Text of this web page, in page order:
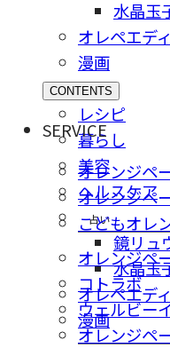
水晶玉
オレペエデ
漫画
CONTENTS
レシピ
暮らし
美容
ヘルスケア
占い
鏡リュ
水晶玉
オレペエデ
漫画
SERVICE
オレンジペ
オレンジペ
こどもオレ
オレンジペ
コトラボ
ウェルビー
オレンジペ